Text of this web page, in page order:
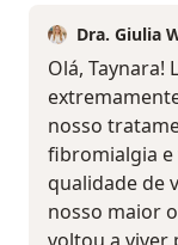
Dra. Giulia
Olá, Taynara!
nosso
fibromialgia e
qualidade de
nosso maior